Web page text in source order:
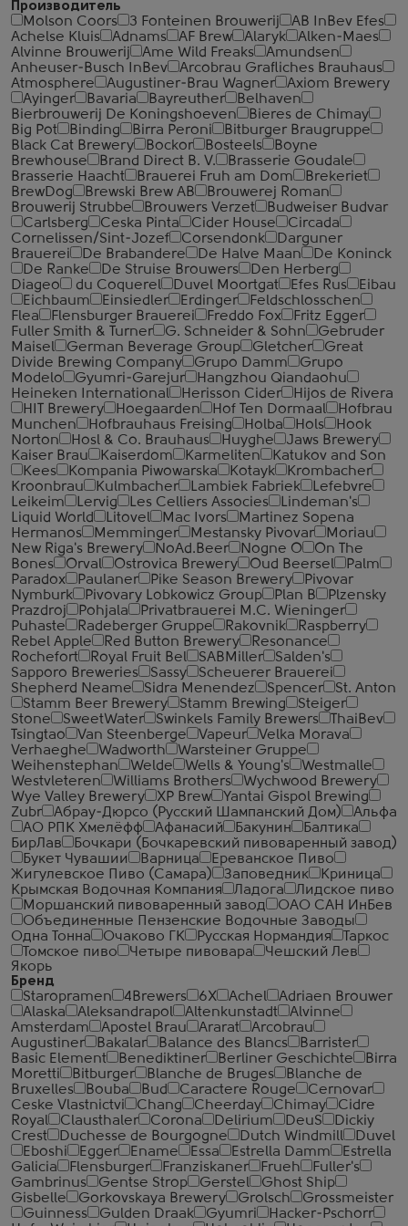
Производитель
Molson Coors
3 Fonteinen Brouwerij
AB InBev Efes
Achelse Kluis
Adnams AF Brew Alaryk
Alken-Maes
Alvinne Brouwerij
Ame Wild Freaks
Amundsen
Anheuser-Busch InBev
Arcobrau Grafliches Brauhaus
Atmosphere
Augustiner-Brau Wagner
Axiom Brewery
Ayinger
Bavaria Bayreuther
Belhaven
Bierbrouwerij De Koningshoeven
Bieres de Chimay
Big Pot
Binding Birra Peroni
Bitburger Braugruppe
Black Cat Brewery
Bockor Bosteels
Boyne
Brewhouse
Brand Direct B. V.
Brasserie Goudale
Brasserie Haacht
Brauerei Fruh am Dom
Brekeriet
BrewDog
Brewski Brew AB
Brouwerej Roman
Brouwerij Strubbe
Brouwers Verzet
Budweiser Budvar
Carlsberg
Ceska Pinta Cider House
Circada
Cornelissen/Sint-Jozef
Corsendonk
Darguner
Brauerei
De Brabandere De Halve Maan
De Koninck
De Ranke
De Struise Brouwers
Den Herberg
Diageo
du Coquerel Duvel Moortgat Efes Rus
Eibau
Eichbaum
Einsiedler Erdinger
Feldschlosschen
Flea
Flensburger Brauerei Freddo Fox
Fritz Egger
Fuller Smith & Turner
G. Schneider & Sohn
Gebruder
Maisel
German Beverage Group Gletcher
Great
Divide Brewing Company
Grupo Damm
Grupo
Modelo
Gyumri-Garejur
Hangzhou Qiandaohu
Heineken International
Herisson Cider
Hijos de Rivera
HIT Brewery
Hoegaarden Hof Ten Dormaal
Hofbrau
Munchen
Hofbrauhaus Freising Holba Hols
Hook
Norton
Hosl & Co. Brauhaus Huyghe
Jaws Brewery
Kaiser Brau
Kaiserdom Karmeliten
Katukov and Son
Kees
Kompania Piwowarska Kotayk
Krombacher
Kroonbrau
Kulmbacher Lambiek Fabriek
Lefebvre
Leikeim
Lervig Les Celliers Associes
Lindeman's
Liquid World
Litovel Mac Ivors
Martinez Sopena
Hermanos
Memminger Mestansky Pivovar
Moriau
New Riga's Brewery
NoAd.Beer Nogne O
On The
Bones
Orval Ostrovica Brewery Oud Beersel
Palm
Paradox
Paulaner Pike Season Brewery
Pivovar
Nymburk
Pivovary Lobkowicz Group Plan B
Plzensky
Prazdroj
Pohjala
Privatbrauerei M.C. Wieninger
Puhaste
Radeberger Gruppe Rakovnik
Raspberry
Rebel Apple
Red Button Brewery
Resonance
Rochefort
Royal Fruit Bel SABMiller
Salden's
Sapporo Breweries
Sassy
Scheuerer Brauerei
Shepherd Neame
Sidra Menendez Spencer
St. Anton
Stamm Beer Brewery
Stamm Brewing
Steiger
Stone
SweetWater Swinkels Family Brewers
ThaiBev
Tsingtao
Van Steenberge Vapeur
Velka Morava
Verhaeghe
Wadworth
Warsteiner Gruppe
Weihenstephan
Welde Wells & Young's
Westmalle
Westvleteren
Williams Brothers
Wychwood Brewery
Wye Valley Brewery
XP Brew
Yantai Gispol Brewing
Zubr
Абрау-Дюрсо (Русский Шампанский Дом)
Альфа
АО РПК Хмелёфф
Афанасий Бакунин
Балтика
БирЛав
Бочкари (Бочкаревский пивоваренный завод)
Букет Чувашии
Варница
Ереванское Пиво
Жигулевское Пиво (Самара)
Заповедник
Криница
Крымская Водочная Компания
Ладога
Лидское пиво
Моршанский пивоваренный завод
ОАО САН ИнБев
Объединенные Пензенские Водочные Заводы
Одна Тонна
Очаково ГК Русская Нормандия
Таркос
Томское пиво
Четыре пивовара
Чешский Лев
Якорь
Бренд
Staropramen
4Brewers 6X Achel
Adriaen Brouwer
Alaska
Aleksandrapol Altenkunstadt
Alvinne
Amsterdam
Apostel Brau Ararat
Arcobrau
Augustiner
Bakalar Balance des Blancs
Barrister
Basic Element
Benediktiner Berliner Geschichte
Birra
Moretti
Bitburger Blanche de Bruges
Blanche de
Bruxelles
Bouba Bud Caractere Rouge
Cernovar
Ceske Vlastnictvi
Chang Cheerday Chimay
Cidre
Royal
Clausthaler Corona Delirium DeuS
Dickiy
Crest
Duchesse de Bourgogne Dutch Windmill
Duvel
Eboshi
Egger Ename Essa Estrella Damm
Estrella
Galicia
Flensburger Franziskaner Frueh
Fuller's
Gambrinus
Gentse Strop Gerstel
Ghost Ship
Gisbelle
Gorkovskaya Brewery Grolsch
Grossmeister
Guinness
Gulden Draak Gyumri
Hacker-Pschorr